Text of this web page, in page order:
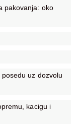
pakovanja: oko
uz dozvolu
kacigu i